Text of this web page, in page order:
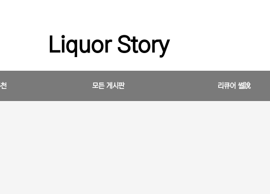
Liquor Story
모든 게시판 리큐어 썰說